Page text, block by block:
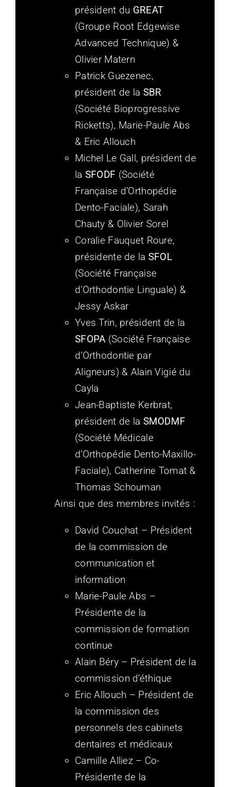
président du GREAT
(Groupe Root Edgewise
Advanced Technique) &
Olivier Matern
Patrick Guezenec,
président de la SBR
(Société Bioprogressive
Ricketts), Marie-Paule Abs
& Eric Allouch
Michel Le Gall, président de
la SFODF (Société
Française d’Orthopédie
Dento-Faciale), Sarah
Chauty & Olivier Sorel
Coralie Fauquet Roure,
présidente de la SFOL
(Société Française
d’Orthodontie Linguale) &
Jessy Askar
Yves Trin, président de la
SFOPA (Société Française
d’Orthodontie par
Aligneurs) & Alain Vigié du
Cayla
Jean-Baptiste Kerbrat,
président de la SMODMF
(Société Médicale
d’Orthopédie Dento-Maxillo-
Faciale), Catherine Tomat &
Thomas Schouman
Ainsi que des membres invités :
David Couchat – Président
de la commission de
communication et
information
Marie-Paule Abs –
Présidente de la
commission de formation
continue
Alain Béry – Président de la
commission d’éthique
Eric Allouch – Président de
la commission des
personnels des cabinets
dentaires et médicaux
Camille Alliez – Co-
Présidente de la